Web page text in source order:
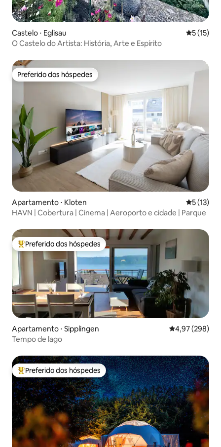
Castelo ⋅ Eglisau 5 de uma
5 (15)
O Castelo do Artista: História, Arte e Espírito
Preferido dos hóspedes
Preferido dos hóspedes
Apartamento ⋅ Kloten 5 de uma
5 (13)
HAVN | Cobertura | Cinema | Aeroporto e cidade | Parque
Entre os melhores preferidos dos hóspedes
Preferido dos hóspedes
Apartamento ⋅ Sipplingen 4,97 de uma
4,97 (298)
Tempo de lago
Entre os melhores preferidos dos hóspedes
Preferido dos hóspedes